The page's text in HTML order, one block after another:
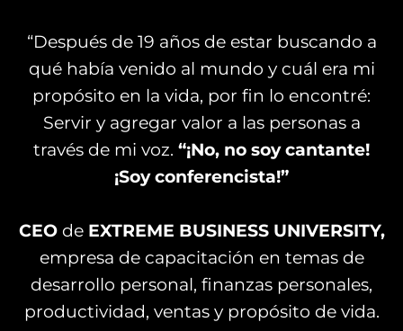
“Después de 19 años de estar buscando a
qué había venido al mundo y cuál era mi
propósito en la vida, por fin lo encontré:
Servir y agregar valor a las personas a
través de mi voz. “¡No, no soy cantante!
¡Soy conferencista!”
CEOde EXTREME BUSINESS UNIVERSITY,
empresa de capacitación en temas de
desarrollo personal, finanzas personales,
productividad, ventas y propósito de vida.